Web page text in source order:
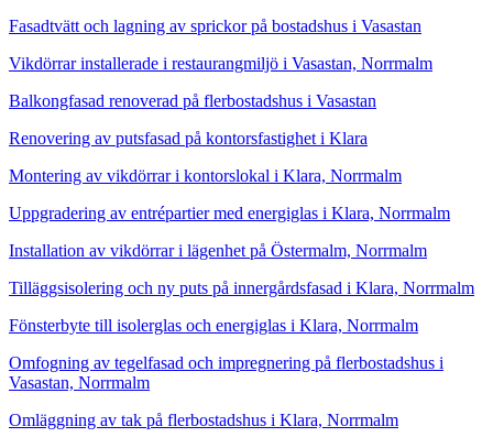
Fasadtvätt och lagning av sprickor på bostadshus i Vasastan
Vikdörrar installerade i restaurangmiljö i Vasastan, Norrmalm
Balkongfasad renoverad på flerbostadshus i Vasastan
Renovering av putsfasad på kontorsfastighet i Klara
Montering av vikdörrar i kontorslokal i Klara, Norrmalm
Uppgradering av entrépartier med energiglas i Klara, Norrmalm
Installation av vikdörrar i lägenhet på Östermalm, Norrmalm
Tilläggsisolering och ny puts på innergårdsfasad i Klara, Norrmalm
Fönsterbyte till isolerglas och energiglas i Klara, Norrmalm
Omfogning av tegelfasad och impregnering på flerbostadshus i
Vasastan, Norrmalm
Omläggning av tak på flerbostadshus i Klara, Norrmalm